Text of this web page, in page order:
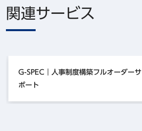
関連サービス
G-SPEC｜人事制度構築フルオーダーサ
ポート